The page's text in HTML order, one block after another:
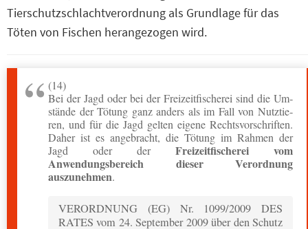
Tierschutzschlachtverordnung als Grundlage für das
Töten von Fischen herangezogen wird.
(14)
Bei der Jagd oder bei der Freizeitfischerei sind die Um­
stände der Tötung ganz anders als im Fall von Nutztie­
ren, und für die Jagd gelten eigene Rechtsvorschriften.
Daher ist es angebracht, die Tötung im Rahmen der
Jagd oder der Freizeitfischerei vom
Anwendungsbereich dieser Verordnung
auszunehmen.
VERORDNUNG (EG) Nr. 1099/2009 DES
RATES vom 24. September 2009 über den Schutz